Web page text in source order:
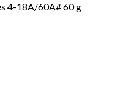
4-18A/60A# 60 g